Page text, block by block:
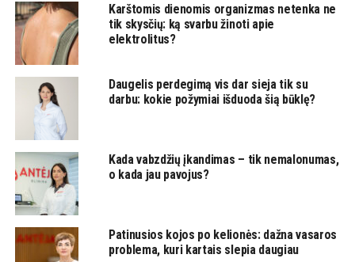
Karštomis dienomis organizmas netenka ne
tik skysčių: ką svarbu žinoti apie
elektrolitus?
Daugelis perdegimą vis dar sieja tik su
darbu: kokie požymiai išduoda šią būklę?
Kada vabzdžių įkandimas – tik nemalonumas,
o kada jau pavojus?
Patinusios kojos po kelionės: dažna vasaros
problema, kuri kartais slepia daugiau